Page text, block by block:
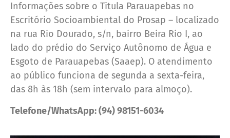
Informações sobre o Titula Parauapebas no
Escritório Socioambiental do Prosap – localizado
na rua Rio Dourado, s/n, bairro Beira Rio I, ao
lado do prédio do Serviço Autônomo de Água e
Esgoto de Parauapebas (Saaep). O atendimento
ao público funciona de segunda a sexta-feira,
das 8h às 18h (sem intervalo para almoço).
Telefone/WhatsApp: (94) 98151-6034